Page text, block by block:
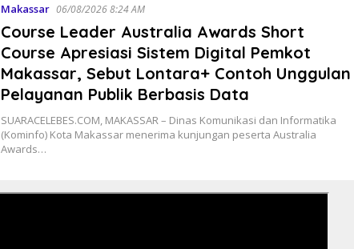
Makassar 06/08/2026 8:24 AM
Course Leader Australia Awards Short
Course Apresiasi Sistem Digital Pemkot
Makassar, Sebut Lontara+ Contoh Unggulan
Pelayanan Publik Berbasis Data
SUARACELEBES.COM, MAKASSAR – Dinas Komunikasi dan Informatika
(Kominfo) Kota Makassar menerima kunjungan peserta Australia
Awards…